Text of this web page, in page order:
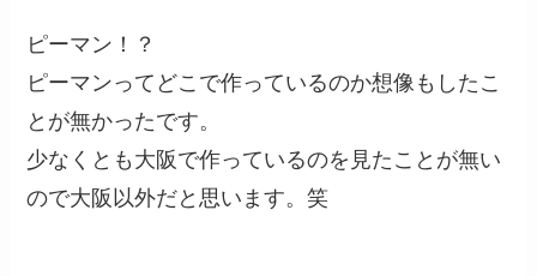
ピーマン！？
ピーマンってどこで作っているのか想像もしたこ
とが無かったです。
少なくとも大阪で作っているのを見たことが無い
ので大阪以外だと思います。笑